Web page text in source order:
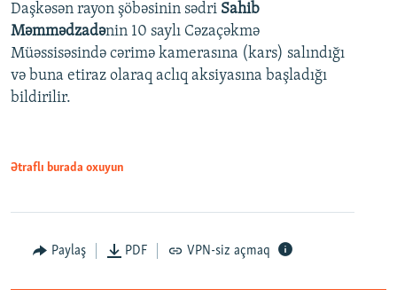
Auto 240p 360p
720p 1080p
720p
1080p
Daşkəsən rayon şöbəsinin sədri Sahib
Məmmədzadənin 10 saylı Cəzaçəkmə
Müəssisəsində cərimə kamerasına (kars) salındığı
və buna etiraz olaraq aclıq aksiyasına başladığı
bildirilir.
Ətraflı burada oxuyun
Paylaş PDF VPN-siz açmaq